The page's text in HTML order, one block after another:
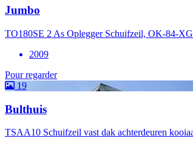
Jumbo
TO180SE 2 As Oplegger Schuifzeil, OK-84-
2009
Pour regarder
19
Bulthuis
TSAA10 Schuifzeil vast dak achterdeuren